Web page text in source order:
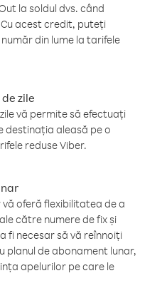
la soldul dvs. când
acest credit, puteți
din lume la tarifele
zile
vă permite să efectuați
aleasă pe o
reduse Viber.
oferă flexibilitatea de a
către numere de fix și
fi necesar să vă reînnoiți
planul de abonament lunar,
apelurilor pe care le